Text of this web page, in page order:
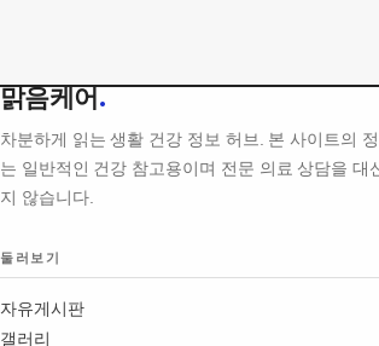
맑음케어.
차분하게 읽는 생활 건강 정보 허브. 본 사이트의
는 일반적인 건강 참고용이며 전문 의료 상담을 대
지 않습니다.
둘러보기
자유게시판
갤러리